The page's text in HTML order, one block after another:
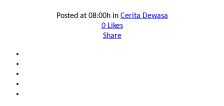
Posted at 08:00hin Cerita Dewasa
0Likes
Share